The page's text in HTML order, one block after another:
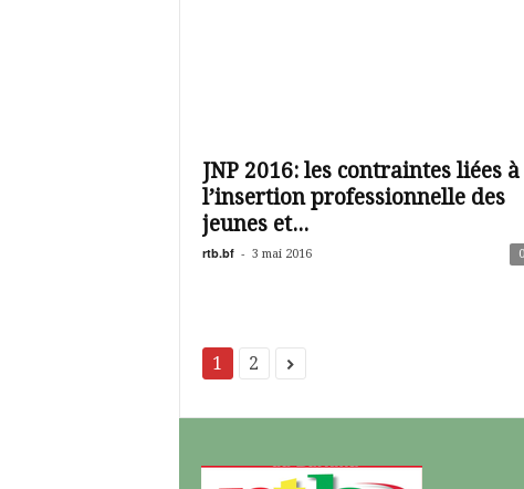
JNP 2016: les contraintes liées à
l’insertion professionnelle des
jeunes et...
rtb.bf - 3 mai 2016 0
1 2